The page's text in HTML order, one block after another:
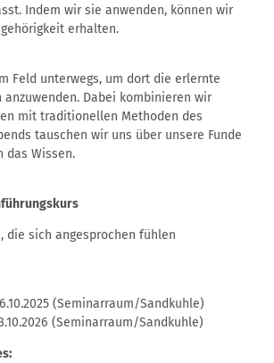
Indem wir sie anwenden, können wir
erhalten.
Feld unterwegs, um dort die erlernte
anzuwenden. Dabei kombinieren wir
mit traditionellen Methoden des
tauschen wir uns über unsere Funde
das Wissen.
die sich angesprochen fühlen
(Seminarraum/Sandkuhle)
(Seminarraum/Sandkuhle)